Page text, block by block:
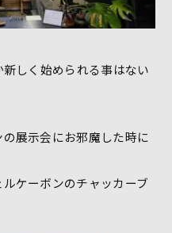
しく始められる事はない
展示会にお邪魔した時に
ケーボンのチャッカーブ